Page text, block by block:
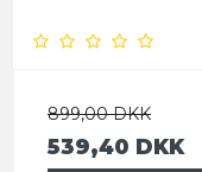
899,00 DKK
539,40 DKK